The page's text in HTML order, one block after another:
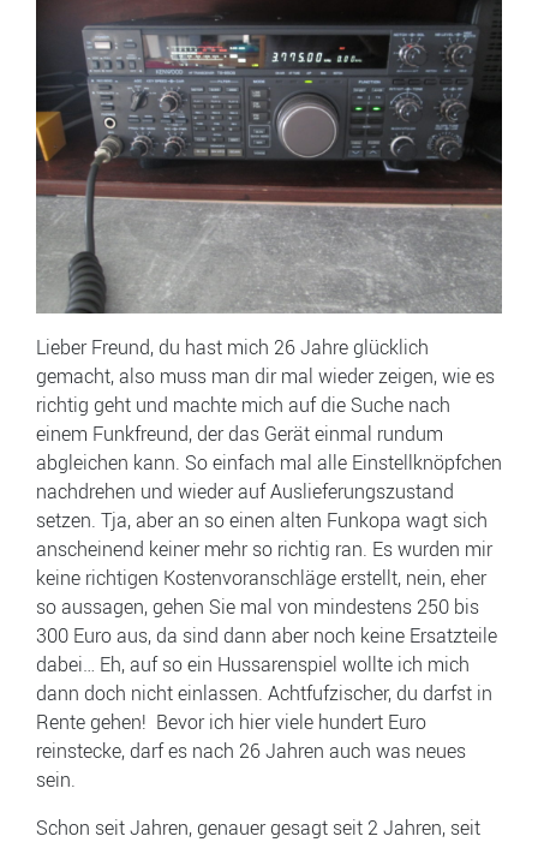
Lieber Freund, du hast mich 26 Jahre glücklich
gemacht, also muss man dir mal wieder zeigen, wie es
richtig geht und machte mich auf die Suche nach
einem Funkfreund, der das Gerät einmal rundum
abgleichen kann. So einfach mal alle Einstellknöpfchen
nachdrehen und wieder auf Auslieferungszustand
setzen. Tja, aber an so einen alten Funkopa wagt sich
anscheinend keiner mehr so richtig ran. Es wurden mir
keine richtigen Kostenvoranschläge erstellt, nein, eher
so aussagen, gehen Sie mal von mindestens 250 bis
300 Euro aus, da sind dann aber noch keine Ersatzteile
dabei… Eh, auf so ein Hussarenspiel wollte ich mich
dann doch nicht einlassen. Achtfufzischer, du darfst in
Rente gehen! Bevor ich hier viele hundert Euro
reinstecke, darf es nach 26 Jahren auch was neues
sein.
Schon seit Jahren, genauer gesagt seit 2 Jahren, seit